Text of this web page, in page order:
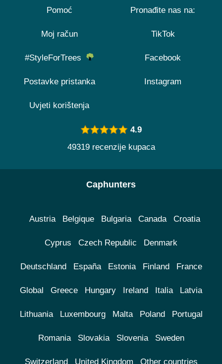
Pomoć
Moj račun
#StyleForTrees
Postavke pristanka
Uvjeti korištenja
Pronađite nas na:
TikTok
Facebook
Instagram
4.9
49319 recenzije kupaca
Caphunters
Austria Belgique Bulgaria Canada Croatia
Cyprus Czech Republic Denmark
Deutschland España Estonia Finland France
Global Greece Hungary Ireland Italia Latvia
Lithuania Luxembourg Malta Poland Portugal
Romania Slovakia Slovenia Sweden
Switzerland United Kingdom Other countries